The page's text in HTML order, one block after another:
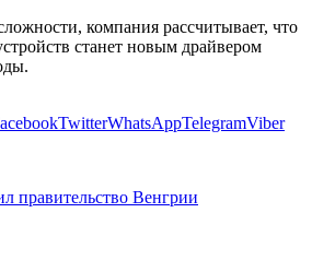
компания рассчитывает, что
станет новым драйвером
TwitterWhatsAppTelegramViber
правительство Венгрии